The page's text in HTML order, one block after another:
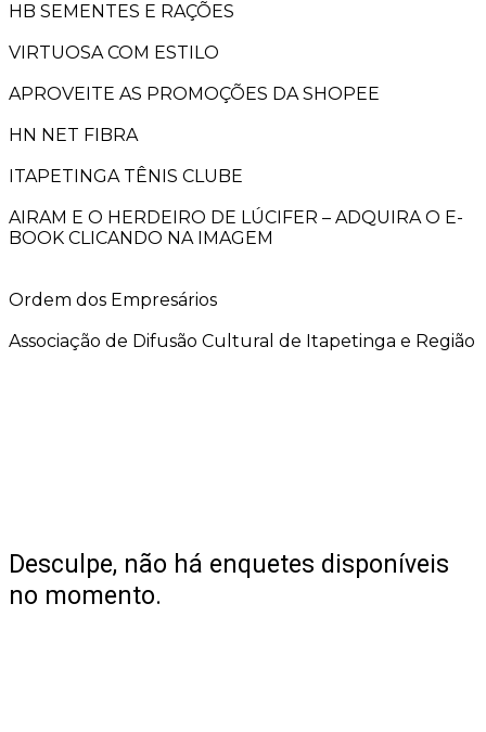
HB SEMENTES E RAÇÕES
VIRTUOSA COM ESTILO
APROVEITE AS PROMOÇÕES DA SHOPEE
HN NET FIBRA
ITAPETINGA TÊNIS CLUBE
AIRAM E O HERDEIRO DE LÚCIFER – ADQUIRA O E-
BOOK CLICANDO NA IMAGEM
Ordem dos Empresários
Associação de Difusão Cultural de Itapetinga e Região
Desculpe, não há enquetes disponíveis
no momento.